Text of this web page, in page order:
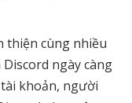
thiện cùng nhiều
ngày càng
khoản, người